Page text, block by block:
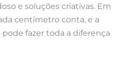
e soluções criativas. Em
centímetro conta, e a
fazer toda a diferença